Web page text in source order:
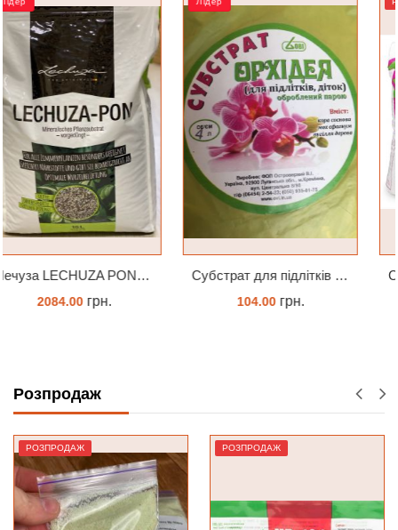
104.00 90.00
Розпродаж
РОЗПРОДАЖ РОЗПРОДАЖ